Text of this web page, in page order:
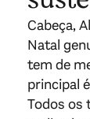
Cabeça,
Natal
tem de
principal
Todos os